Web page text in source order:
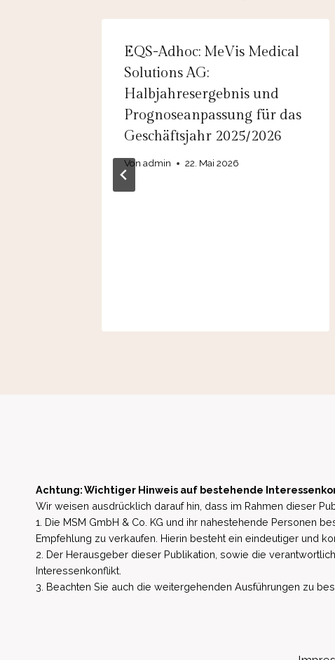
EQS-Adhoc: MeVis Medical
Solutions AG:
Halbjahresergebnis und
Prognoseanpassung für das
Geschäftsjahr 2025/2026
Von admin 22. Mai 2026
Achtung: Wichtiger Hinweis auf bestehende
Wir weisen ausdrücklich darauf hin, dass im Rahmen dieser
1. Die MSM GmbH & Co. KG und ihr nahestehende Personen
Empfehlung zu verkaufen. Hierin besteht ein eindeutiger und
2. Der Herausgeber dieser Publikation, sowie die
Interessenkonflikt.
3. Beachten Sie auch die weitergehenden Ausführungen zu